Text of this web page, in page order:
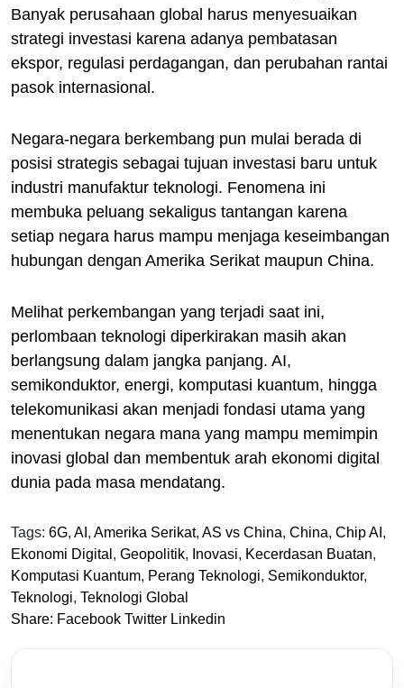
Banyak perusahaan global harus menyesuaikan
strategi investasi karena adanya pembatasan
ekspor, regulasi perdagangan, dan perubahan rantai
pasok internasional.
Negara-negara berkembang pun mulai berada di
posisi strategis sebagai tujuan investasi baru untuk
industri manufaktur teknologi. Fenomena ini
membuka peluang sekaligus tantangan karena
setiap negara harus mampu menjaga keseimbangan
hubungan dengan Amerika Serikat maupun China.
Melihat perkembangan yang terjadi saat ini,
perlombaan teknologi diperkirakan masih akan
berlangsung dalam jangka panjang. AI,
semikonduktor, energi, komputasi kuantum, hingga
telekomunikasi akan menjadi fondasi utama yang
menentukan negara mana yang mampu memimpin
inovasi global dan membentuk arah ekonomi digital
dunia pada masa mendatang.
Tags: 6G, AI , Amerika Serikat, AS vs China, China, Chip AI ,
Ekonomi Digital , Geopolitik, Inovasi, Kecerdasan Buatan,
Komputasi Kuantum, Perang Teknologi, Semikonduktor,
Teknologi, Teknologi Global
Share: Facebook Twitter Linkedin